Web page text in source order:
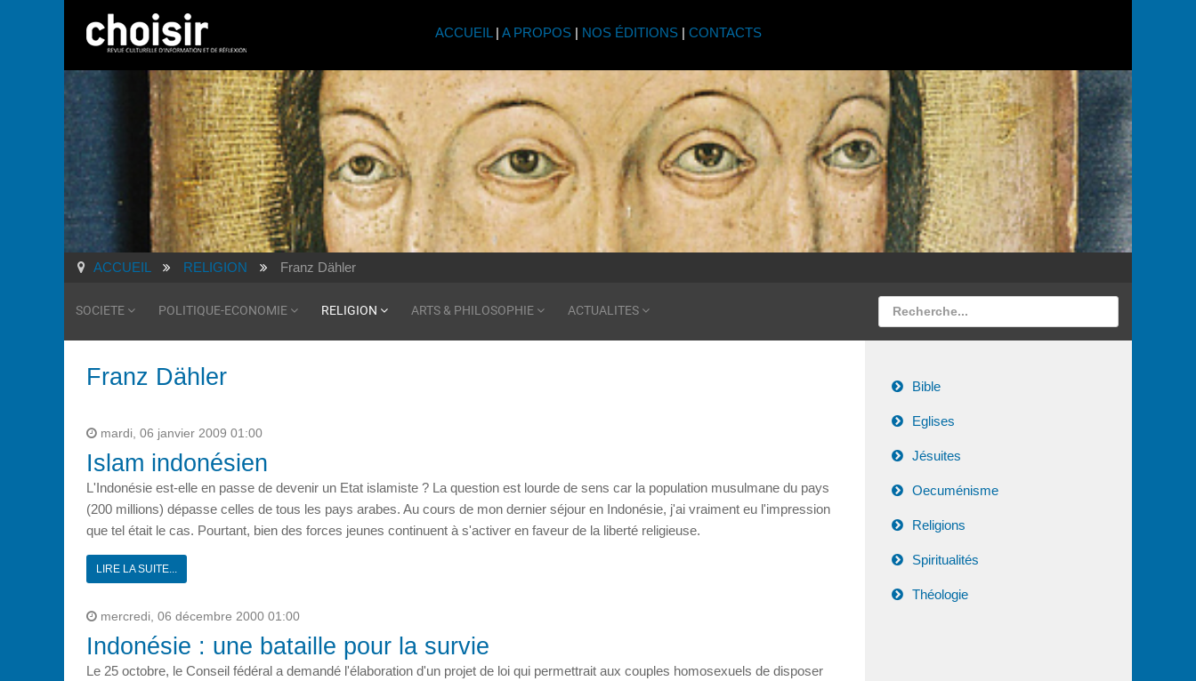
ACCUEIL | A PROPOS| NOS ÉDITIONS| CONTACTS
ACCUEIL RELIGION Franz Dähler
SOCIETE POLITIQUE-ECONOMIE RELIGION ARTS & PHILOSOPHIE ACTUALITES
Franz Dähler
mardi, 06 janvier 2009 01:00
Islam indonésien
L'Indonésie est-elle en passe de devenir un Etat islamiste ? La question est lourde de sens car la population musulmane du pays
(200 millions) dépasse celles de tous les pays arabes. Au cours de mon dernier séjour en Indonésie, j'ai vraiment eu l'impression
que tel était le cas. Pourtant, bien des forces jeunes continuent à s'activer en faveur de la liberté religieuse.
LIRE LA SUITE...
mercredi, 06 décembre 2000 01:00
Indonésie : une bataille pour la survie
Le 25 octobre, le Conseil fédéral a demandé l'élaboration d'un projet de loi qui permettrait aux couples homosexuels de disposer
Bible
Eglises
Jésuites
Oecuménisme
Religions
Spiritualités
Théologie